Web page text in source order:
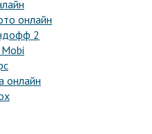
онлайн
2
онлайн